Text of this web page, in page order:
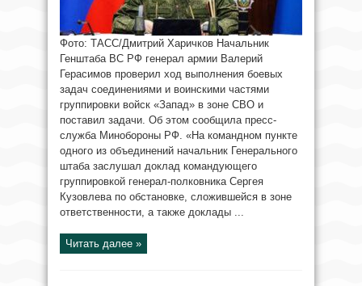
Фото: ТАСС/Дмитрий Харичков Начальник
Генштаба ВС РФ генерал армии Валерий
Герасимов проверил ход выполнения боевых
задач соединениями и воинскими частями
группировки войск «Запад» в зоне СВО и
поставил задачи. Об этом сообщила пресс-
служба Минобороны РФ. «На командном пункте
одного из объединений начальник Генерального
штаба заслушал доклад командующего
группировкой генерал-полковника Сергея
Кузовлева по обстановке, сложившейся в зоне
ответственности, а также доклады ...
Читать далее »